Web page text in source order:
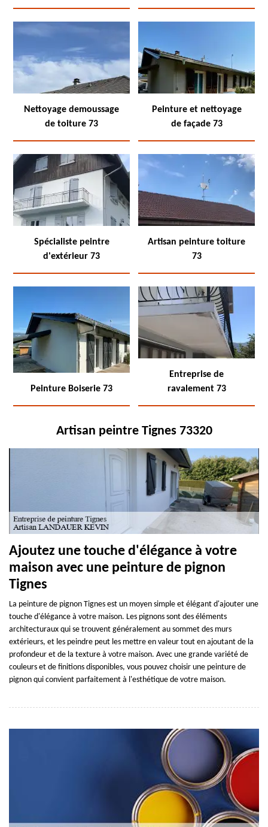
Nettoyage demoussage
de toiture 73
Peinture et nettoyage
de façade 73
Spécialiste peintre
d'extérieur 73
Artisan peinture toiture
73
Peinture Boiserie 73
Entreprise de
ravalement 73
Artisan peintre Tignes 73320
Ajoutez une touche d'élégance à votre
maison avec une peinture de pignon
Tignes
La peinture de pignon Tignes est un moyen simple et élégant d'ajouter une
touche d'élégance à votre maison. Les pignons sont des éléments
architecturaux qui se trouvent généralement au sommet des murs
extérieurs, et les peindre peut les mettre en valeur tout en ajoutant de la
profondeur et de la texture à votre maison. Avec une grande variété de
couleurs et de finitions disponibles, vous pouvez choisir une peinture de
pignon qui convient parfaitement à l'esthétique de votre maison.